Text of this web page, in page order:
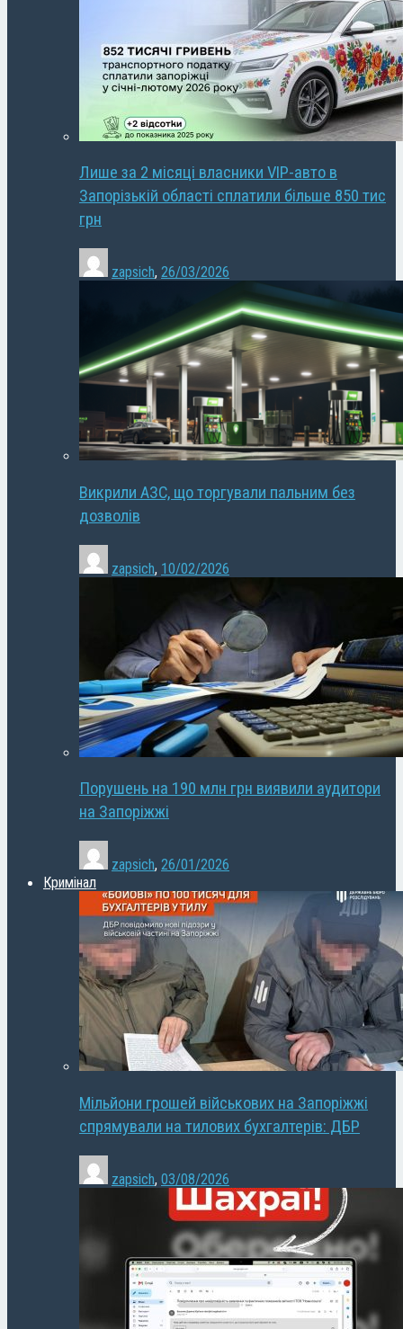
Лише за 2 місяці власники VIP-авто в
Запорізькій області сплатили більше 850 тис
грн
zapsich, 26/03/2026
Викрили АЗС, що торгували пальним без
дозволів
zapsich, 10/02/2026
Порушень на 190 млн грн виявили аудитори
на Запоріжжі
zapsich, 26/01/2026
Кримінал
Мільйони грошей військових на Запоріжжі
спрямували на тилових бухгалтерів: ДБР
zapsich, 03/08/2026